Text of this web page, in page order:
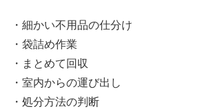
・細かい不用品の仕分け
・袋詰め作業
・まとめて回収
・室内からの運び出し
・処分方法の判断